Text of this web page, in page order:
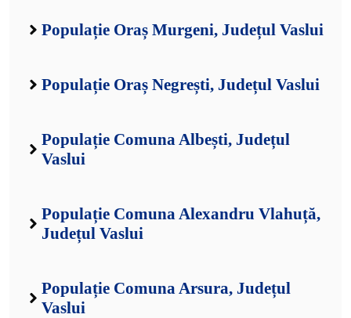
Populație Oraș Murgeni, Județul Vaslui
Populație Oraș Negrești, Județul Vaslui
Populație Comuna Albești, Județul
Vaslui
Populație Comuna Alexandru Vlahuță,
Județul Vaslui
Populație Comuna Arsura, Județul
Vaslui